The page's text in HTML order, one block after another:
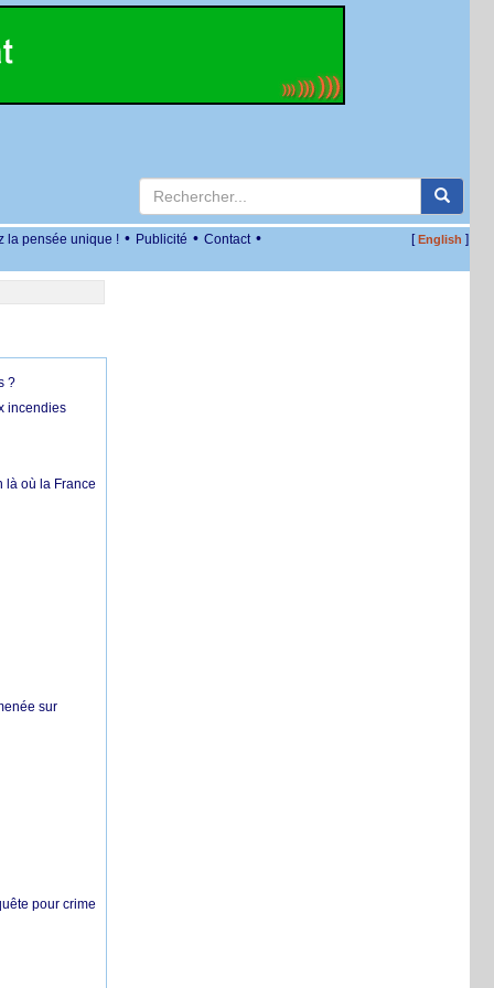
la pensée unique ! • Publicité • Contact • [English ]
?
incendies
là où la France
sur
pour crime